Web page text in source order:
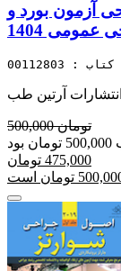
آزمون بورد و
عمومی 1404
: 00112803
انتشارات آرتین طب
500,000 تومان
475,000 تومان